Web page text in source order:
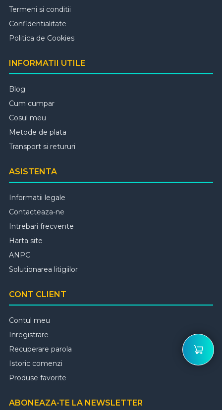
Termeni si conditii
Confidentialitate
Politica de Cookies
INFORMATII UTILE
Blog
Cum cumpar
Cosul meu
Metode de plata
Transport si retururi
ASISTENTA
Informatii legale
Contacteaza-ne
Intrebari frecvente
Harta site
ANPC
Solutionarea litigiilor
CONT CLIENT
Contul meu
Inregistrare
Recuperare parola
Istoric comenzi
Produse favorite
ABONEAZA-TE LA NEWSLETTER